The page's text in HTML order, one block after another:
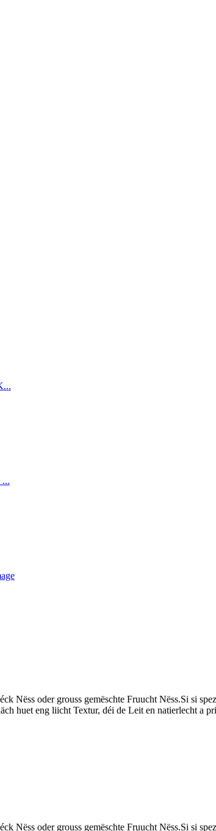
Nëss oder grouss gemëschte Fruucht Nëss.Si si
huet eng liicht Textur, déi de Leit en natierlecht a
Nëss oder grouss gemëschte Fruucht Nëss.Si si